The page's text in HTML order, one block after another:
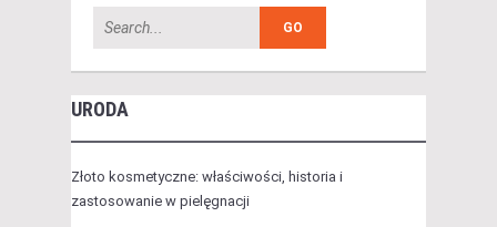
URODA
Złoto kosmetyczne: właściwości, historia i
zastosowanie w pielęgnacji